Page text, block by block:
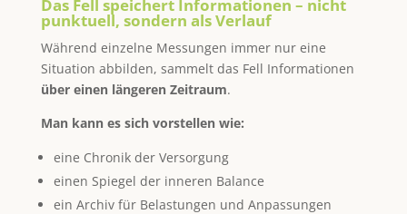
Das Fell speichert Informationen – nicht
punktuell, sondern als Verlauf
Während einzelne Messungen immer nur eine
Situation abbilden, sammelt das Fell Informationen
über einen längeren Zeitraum.
Man kann es sich vorstellen wie:
eine Chronik der Versorgung
einen Spiegel der inneren Balance
ein Archiv für Belastungen und Anpassungen